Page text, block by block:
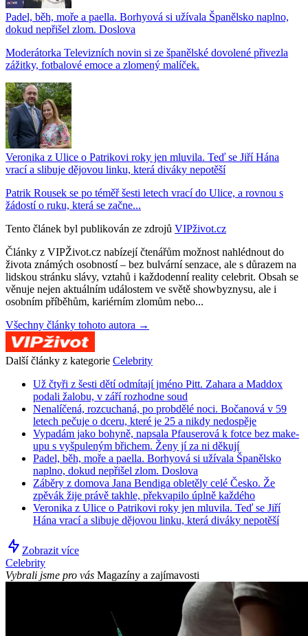
Padel, běh, moře a paella. Borhyová si užívala Španělsko naplno,
dokud nepřišel zlom. Doslova
Moderátorka Televizních novin si ze španělské dovolené přivezla
zážitky, fotbalové emoce a zlomený malíček.
Veronika z Ulice o Patrikovi roky jen mluvila. Teď se Jiří Hána
vrací a slibuje dějovou linku, která diváky nepotěší
Patrik Rousek se po téměř šesti letech vrací do Ulice, a rovnou s
žádostí o ruku, která se začne...
Tento článek byl publikován ze zdrojů VIPživot.cz
Články z VIPŽivot.cz nabízejí čtenářům možnost nahlédnout do
života známých osobností – bez bulvární senzace, ale s důrazem na
lidskou stránku slávy, vztahů i každodenní reality celebrit. Obsah se
věnuje nejen aktuálním událostem ve světě showbyznysu, ale i
osobním příběhům, kariérním zlomům nebo...
Všechny články tohoto autora →
Další články z kategorie Celebrity
Už čtyři z šesti dětí odmítají jméno Pitt. Zahara a Maddox
podali žalobu, v září rozhodne soud
Nenalíčená, rozcuchaná, po probdělé noci. Bočanová v 59
letech pečuje o dceru, které je 25 a nikdy nedospěje
Vypadám jako bohyně, napsala Pfauserová k fotce bez make-
upu s vyšpuleným břichem. Ženy jí za ni děkují
Padel, běh, moře a paella. Borhyová si užívala Španělsko
naplno, dokud nepřišel zlom. Doslova
Záběry z domova Jana Bendiga obletěly celé Česko. Že
zpěvák žije právě takhle, překvapilo úplně každého
Veronika z Ulice o Patrikovi roky jen mluvila. Teď se Jiří
Hána vrací a slibuje dějovou linku, která diváky nepotěší
Zobrazit více
Celebrity
Vybrali jsme pro vás Magazíny a zajímavosti